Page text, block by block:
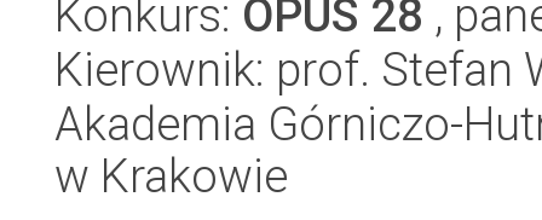
Konkurs: OPUS 28 ,
Kierownik: prof. Stefan
Akademia Górniczo-
w Krakowie